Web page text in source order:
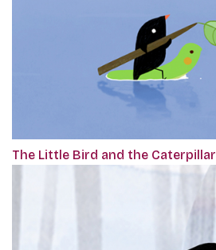
The Little Bird and the Caterpillar